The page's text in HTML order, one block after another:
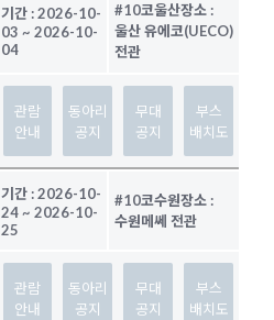
기간 :2026-10-
03 ~ 2026-10-
04
#10코울산장소 :
울산 유에코(UECO)
전관
관람
안내
동아리
공지
무대
공지
부스
배치도
기간 :2026-10-
24~ 2026-10-
25
#10코수원장소 :
수원메쎄 전관
관람
안내
동아리
공지
무대
공지
부스
배치도